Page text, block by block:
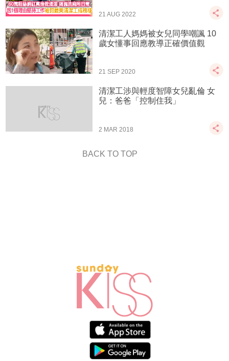
21 AUG 2022
清潔工人媽媽被女兒同學嘲諷 10
歲女懂事回應教導正確價值觀
21 SEP 2020
清潔工涉與輕度智障女兒亂倫 女
兒：爸爸「控制住我」
2 MAR 2018
BACK TO TOP